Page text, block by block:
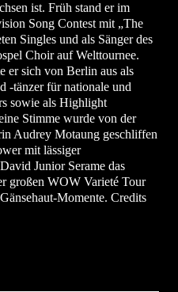
ist. Früh stand er im
Song Contest mit „The
Singles und als Sänger des
Choir auf Welttournee.
er sich von Berlin aus als
-tänzer für nationale und
sowie als Highlight
Stimme wurde von der
Audrey Motaung geschliffen
mit lässiger
Junior Serame das
großen WOW Varieté Tour
Momente. Credits